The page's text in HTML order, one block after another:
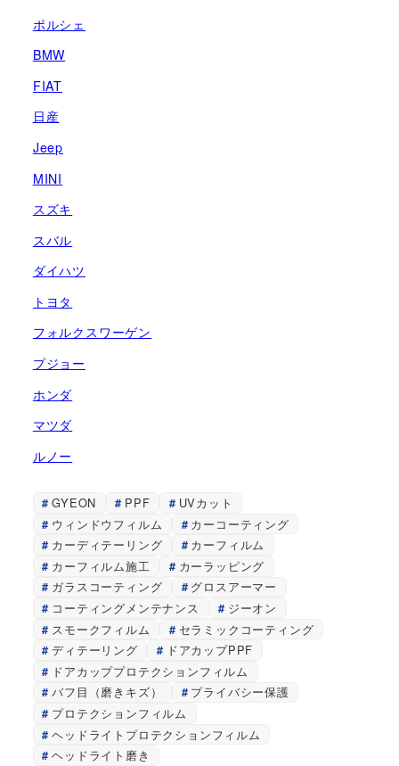
ポルシェ
BMW
FIAT
日産
Jeep
MINI
スズキ
スバル
ダイハツ
トヨタ
フォルクスワーゲン
プジョー
ホンダ
マツダ
ルノー
GYEON PPF
UVカット
ウィンドウフィルム
カーコーティング
カーディテーリング
カーフィルム
カーフィルム施工
カーラッピング
ガラスコーティング
グロスアーマー
コーティングメンテナンス
ジーオン
スモークフィルム
セラミックコーティング
ディテーリング
ドアカップPPF
ドアカッププロテクションフィルム
バフ目（磨きキズ）
プライバシー保護
プロテクションフィルム
ヘッドライトプロテクションフィルム
ヘッドライト磨き